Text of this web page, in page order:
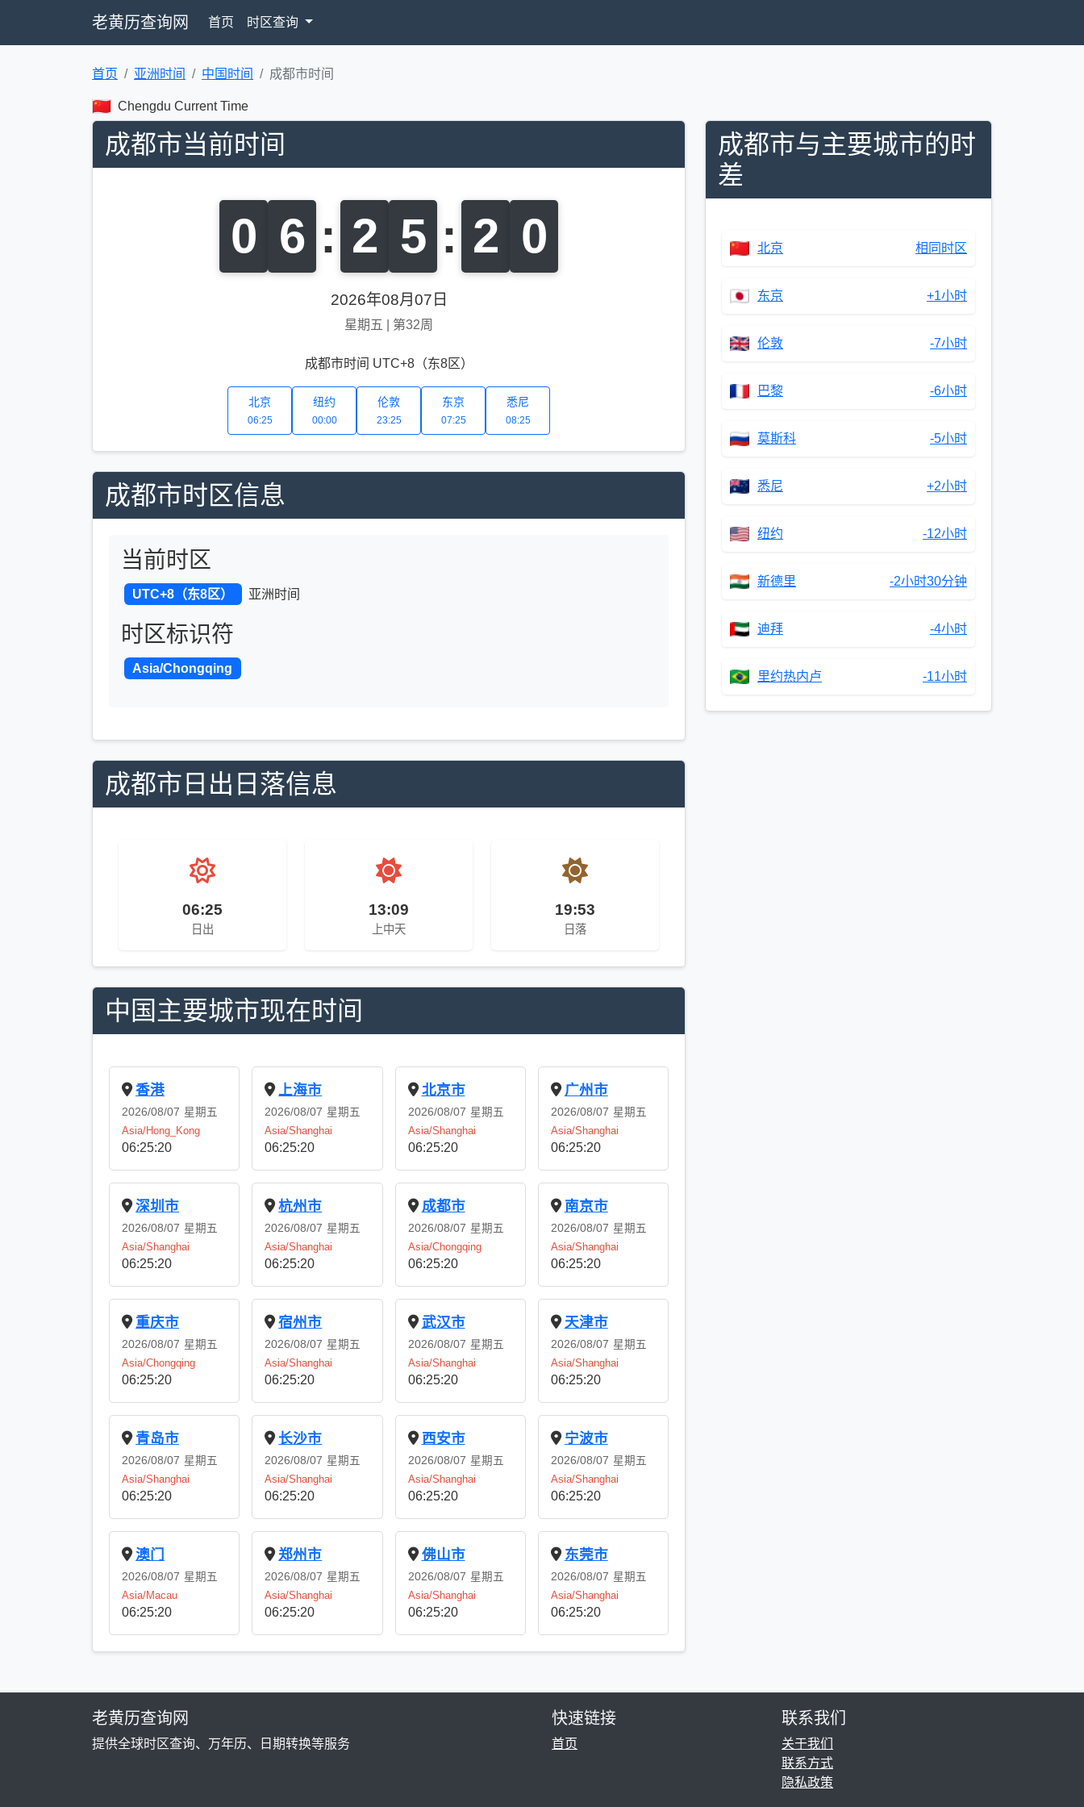
老黄历查询网 首页 时区查询
首页 亚洲时间 中国时间 成都市时间
Chengdu Current Time
成都市当前时间
0 6 : 2 5 : 2 0
2026年08月07日
星期五 第32周
成都市时间 UTC+8（东8区）
北京
06:25
纽约
00:00
伦敦
23:25
东京
07:25
悉尼
08:25
成都市时区信息
当前时区
UTC+8（东8区） 亚洲时间
时区标识符
Asia/Chongqing
成都市日出日落信息
06:25
日出
13:09
上中天
19:53
日落
中国主要城市现在时间
香港
2026/08/07 星期五
Asia/Hong_Kong
06:25:21
上海市
2026/08/07 星期五
Asia/Shanghai
06:25:21
北京市
2026/08/07 星期五
Asia/Shanghai
06:25:21
广州市
2026/08/07 星期五
Asia/Shanghai
06:25:21
深圳市
2026/08/07 星期五
Asia/Shanghai
06:25:21
杭州市
2026/08/07 星期五
Asia/Shanghai
06:25:21
成都市
2026/08/07 星期五
Asia/Chongqing
06:25:21
南京市
2026/08/07 星期五
Asia/Shanghai
06:25:21
重庆市
2026/08/07 星期五
Asia/Chongqing
06:25:21
宿州市
2026/08/07 星期五
Asia/Shanghai
06:25:21
武汉市
2026/08/07 星期五
Asia/Shanghai
06:25:21
天津市
2026/08/07 星期五
Asia/Shanghai
06:25:21
青岛市
2026/08/07 星期五
Asia/Shanghai
06:25:21
长沙市
2026/08/07 星期五
Asia/Shanghai
06:25:21
西安市
2026/08/07 星期五
Asia/Shanghai
06:25:21
宁波市
2026/08/07 星期五
Asia/Shanghai
06:25:21
澳门
2026/08/07 星期五
Asia/Macau
06:25:21
郑州市
2026/08/07 星期五
Asia/Shanghai
06:25:21
佛山市
2026/08/07 星期五
Asia/Shanghai
06:25:21
东莞市
2026/08/07 星期五
Asia/Shanghai
06:25:21
成都市与主要城市的时
差
北京 相同时区
东京 +1小时
伦敦 -7小时
巴黎 -6小时
莫斯科 -5小时
悉尼 +2小时
纽约 -12小时
新德里 -2小时30分钟
迪拜 -4小时
里约热内卢 -11小时
老黄历查询网
提供全球时区查询、万年历、日期转换等服务
快速链接
首页
联系我们
关于我们
联系方式
隐私政策